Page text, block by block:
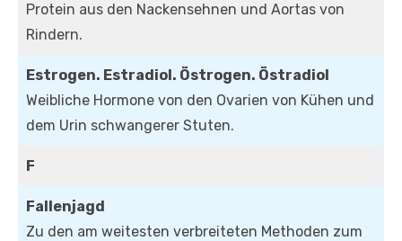
Protein aus den Nackensehnen und Aortas von
Rindern.
Estrogen. Estradiol. Östrogen. Östradiol
Weibliche Hormone von den Ovarien von Kühen und
dem Urin schwangerer Stuten.
F
Fallenjagd
Zu den am weitesten verbreiteten Methoden zum